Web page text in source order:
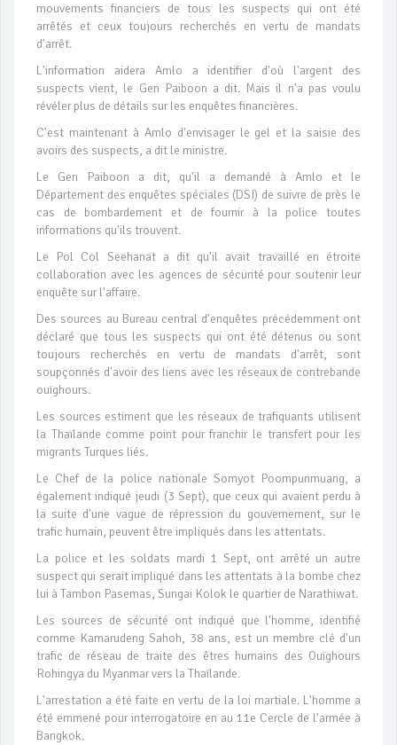
mouvements financiers de tous les suspects qui ont été
arrêtés et ceux toujours recherchés en vertu de mandats
d'arrêt.
L'information aidera Amlo a identifier d'où l'argent des
suspects vient, le Gen Paiboon a dit. Mais il n'a pas voulu
révéler plus de détails sur les enquêtes financières.
C'est maintenant à Amlo d'envisager le gel et la saisie des
avoirs des suspects, a dit le ministre.
Le Gen Paiboon a dit, qu'il a demandé à Amlo et le
Département des enquêtes spéciales (DSI) de suivre de près le
cas de bombardement et de fournir à la police toutes
informations qu'ils trouvent.
Le Pol Col Seehanat a dit qu'il avait travaillé en étroite
collaboration avec les agences de sécurité pour soutenir leur
enquête sur l'affaire.
Des sources au Bureau central d'enquêtes précédemment ont
déclaré que tous les suspects qui ont été détenus ou sont
toujours recherchés en vertu de mandats d'arrêt, sont
soupçonnés d'avoir des liens avec les réseaux de contrebande
ouïghours.
Les sources estiment que les réseaux de trafiquants utilisent
la Thaïlande comme point pour franchir le transfert pour les
migrants Turques liés.
Le Chef de la police nationale Somyot Poompunmuang, a
également indiqué jeudi (3 Sept), que ceux qui avaient perdu à
la suite d'une vague de répression du gouvernement, sur le
trafic humain, peuvent être impliqués dans les attentats.
La police et les soldats mardi 1 Sept, ont arrêté un autre
suspect qui serait impliqué dans les attentats à la bombe chez
lui à Tambon Pasemas, Sungai Kolok le quartier de Narathiwat.
Les sources de sécurité ont indiqué que l'homme, identifié
comme Kamarudeng Sahoh, 38 ans, est un membre clé d'un
trafic de réseau de traite des êtres humains des Ouïghours
Rohingya du Myanmar vers la Thaïlande.
L'arrestation a été faite en vertu de la loi martiale. L'homme a
été emmené pour interrogatoire en au 11e Cercle de l'armée à
Bangkok.